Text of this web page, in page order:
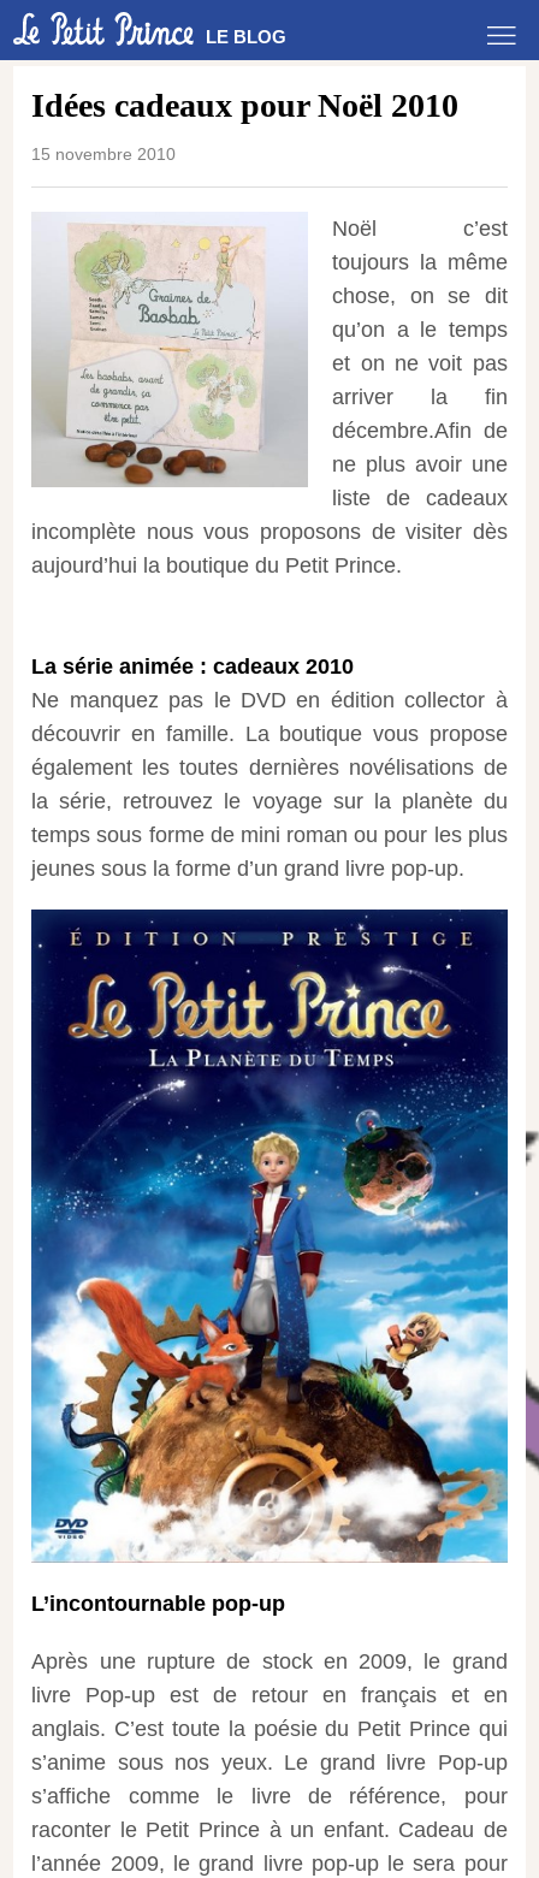
LE BLOG
Idées cadeaux pour Noël 2010
15 novembre 2010
Noël c’est
toujours la même
chose, on se dit
qu’on a le temps
et on ne voit pas
arriver la fin
décembre.Afin de
ne plus avoir une
liste de cadeaux
incomplète nous vous proposons de visiter dès
aujourd’hui la boutique du Petit Prince.
La série animée : cadeaux 2010
Ne manquez pas le DVD en édition collector à
découvrir en famille. La boutique vous propose
également les toutes dernières novélisations de
la série, retrouvez le voyage sur la planète du
temps sous forme de mini roman ou pour les plus
jeunes sous la forme d’un grand livre pop-up.
L’incontournable pop-up
Après une rupture de stock en 2009, le grand
livre Pop-up est de retour en français et en
anglais. C’est toute la poésie du Petit Prince qui
s’anime sous nos yeux. Le grand livre Pop-up
s’affiche comme le livre de référence, pour
raconter le Petit Prince à un enfant. Cadeau de
l’année 2009, le grand livre pop-up le sera pour